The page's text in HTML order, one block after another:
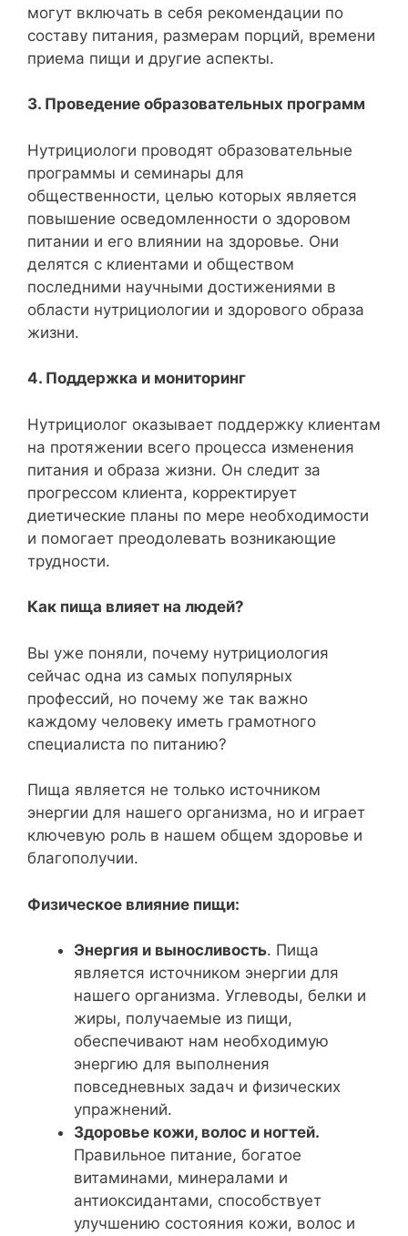
могут включать в себя рекомендации по
составу питания, размерам порций, времени
приема пищи и другие аспекты.
3. Проведение образовательных программ
Нутрициологи проводят образовательные
программы и семинары для
общественности, целью которых является
повышение осведомленности о здоровом
питании и его влиянии на здоровье. Они
делятся с клиентами и обществом
последними научными достижениями в
области нутрициологии и здорового образа
жизни.
4. Поддержка и мониторинг
Нутрициолог оказывает поддержку клиентам
на протяжении всего процесса изменения
питания и образа жизни. Он следит за
прогрессом клиента, корректирует
диетические планы по мере необходимости
и помогает преодолевать возникающие
трудности.
Как пища влияет на людей?
Вы уже поняли, почему нутрициология
сейчас одна из самых популярных
профессий, но почему же так важно
каждому человеку иметь грамотного
специалиста по питанию?
Пища является не только источником
энергии для нашего организма, но и играет
ключевую роль в нашем общем здоровье и
благополучии.
Физическое влияние пищи:
Энергия и выносливость. Пища
является источником энергии для
нашего организма. Углеводы, белки и
жиры, получаемые из пищи,
обеспечивают нам необходимую
энергию для выполнения
повседневных задач и физических
упражнений.
Здоровье кожи, волос и ногтей.
Правильное питание, богатое
витаминами, минералами и
антиоксидантами, способствует
улучшению состояния кожи, волос и